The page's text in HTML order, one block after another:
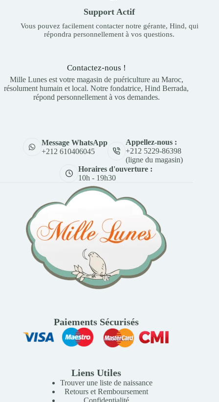
Support Actif
Vous pouvez facilement contacter notre gérante, Hind, qui
répondra personnellement à vos questions.
Contactez-nous !
Mille Lunes est votre magasin de puériculture au Maroc,
résolument humain et local. Notre fondatrice, Hind Berrada,
répond personnellement à vos demandes.
Message WhatsApp
+212 610406045
Appellez-nous :
+212 5229-86398
(ligne du magasin)
Horaires d'ouverture :
10h - 19h30
Paiements Sécurisés
Liens Utiles
Trouver une liste de naissance
Retours et Remboursement